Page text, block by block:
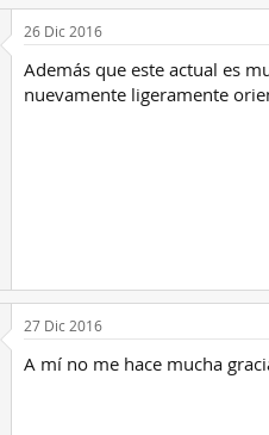
26 Dic 2016
Además que este actual es
nuevamente ligeramente
27 Dic 2016
A mí no me hace mucha